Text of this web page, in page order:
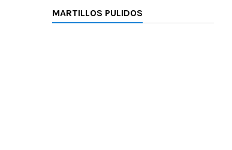
MARTILLOS PULIDOS